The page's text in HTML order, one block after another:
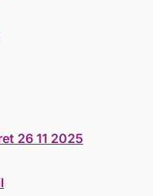
26 11 2025